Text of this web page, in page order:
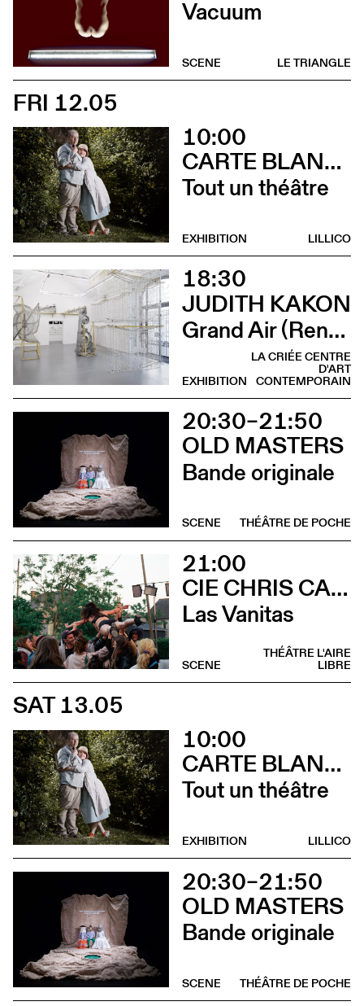
Vacuum
LE TRIANGLE
SCENE
FRI 12.05
10:00
CARTE BLANCHE À ALBERTINE & GERMANO ZULLO
Tout un théâtre
LILLICO
EXHIBITION
18:30
JUDITH KAKON
Grand Air (Rencontre avec Judith Kakon et les commissaires de l’exposition)
LA CRIÉE CENTRE
D'ART
CONTEMPORAIN
EXHIBITION
20:30–21:50
OLD MASTERS
Bande originale
THÉÂTRE DE POCHE
SCENE
21:00
CIE CHRIS CADILLAC / MARION DUVAL & FLORIAN LEDUC
Las Vanitas
THÉÂTRE L'AIRE
LIBRE
SCENE
SAT 13.05
10:00
CARTE BLANCHE À ALBERTINE & GERMANO ZULLO
Tout un théâtre
LILLICO
EXHIBITION
20:30–21:50
OLD MASTERS
Bande originale
THÉÂTRE DE POCHE
SCENE